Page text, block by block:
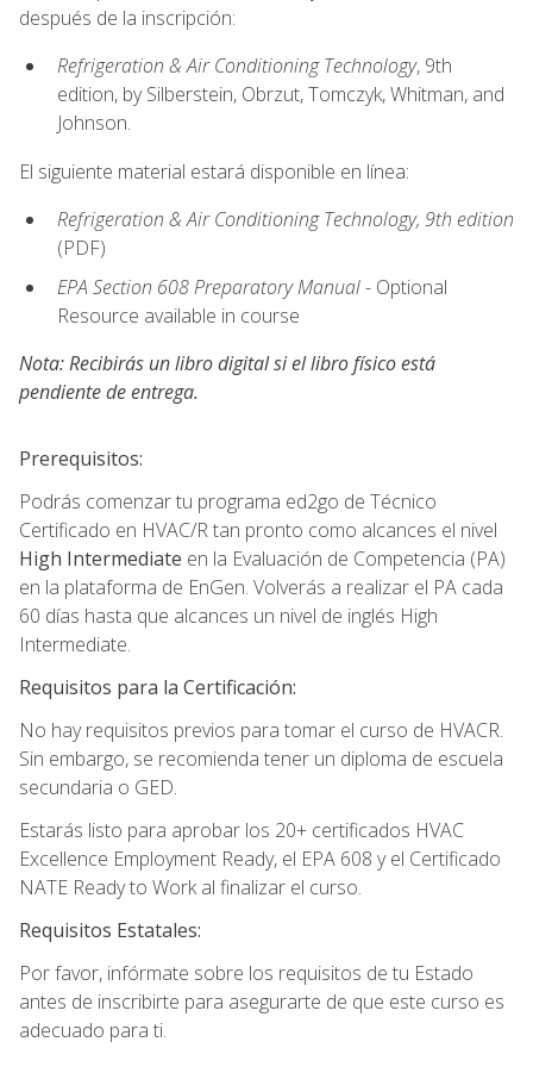
después de la inscripción:
Refrigeration & Air Conditioning Technology, 9th
edition, by Silberstein, Obrzut, Tomczyk, Whitman, and
Johnson.
El siguiente material estará disponible en línea:
Refrigeration & Air Conditioning Technology, 9th edition
(PDF)
EPA Section 608 Preparatory Manual- Optional
Resource available in course
Nota: Recibirás un libro digital si el libro físico está
pendiente de entrega.
Prerequisitos:
Podrás comenzar tu programa ed2go de Técnico
Certificado en HVAC/R tan pronto como alcances el nivel
High Intermediate en la Evaluación de Competencia (PA)
en la plataforma de EnGen. Volverás a realizar el PA cada
60 días hasta que alcances un nivel de inglés High
Intermediate.
Requisitos para la Certificación:
No hay requisitos previos para tomar el curso de HVACR.
Sin embargo, se recomienda tener un diploma de escuela
secundaria o GED.
Estarás listo para aprobar los 20+ certificados HVAC
Excellence Employment Ready, el EPA 608 y el Certificado
NATE Ready to Work al finalizar el curso.
Requisitos Estatales:
Por favor, infórmate sobre los requisitos de tu Estado
antes de inscribirte para asegurarte de que este curso es
adecuado para ti.